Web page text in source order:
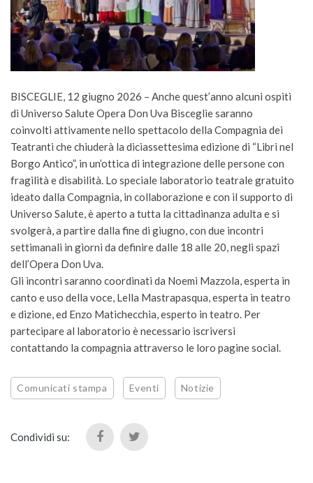
BISCEGLIE, 12 giugno 2026 – Anche quest’anno alcuni ospiti
di Universo Salute Opera Don Uva Bisceglie saranno
coinvolti attivamente nello spettacolo della Compagnia dei
Teatranti che chiuderà la diciassettesima edizione di “Libri nel
Borgo Antico”, in un’ottica di integrazione delle persone con
fragilità e disabilità. Lo speciale laboratorio teatrale gratuito
ideato dalla Compagnia, in collaborazione e con il supporto di
Universo Salute, è aperto a tutta la cittadinanza adulta e si
svolgerà, a partire dalla fine di giugno, con due incontri
settimanali in giorni da definire dalle 18 alle 20, negli spazi
dell’Opera Don Uva.
Gli incontri saranno coordinati da Noemi Mazzola, esperta in
canto e uso della voce, Lella Mastrapasqua, esperta in teatro
e dizione, ed Enzo Matichecchia, esperto in teatro. Per
partecipare al laboratorio è necessario iscriversi
contattando la compagnia attraverso le loro pagine social.
Comunicati stampa Eventi Notizie
Condividi su: